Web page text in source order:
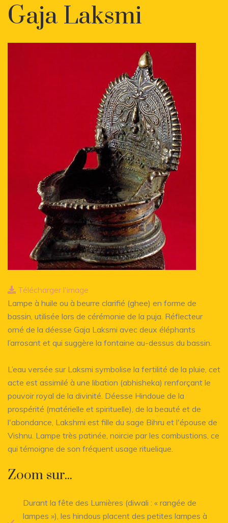
Gaja Laksmi
Télécharger l'image
Lampe à huile ou à beurre clarifié (ghee) en forme de
bassin, utilisée lors de cérémonie de la puja. Réflecteur
orné de la déesse Gaja Laksmi avec deux éléphants
l’arrosant et qui suggère la fontaine au-dessus du bassin.
L’eau versée sur Laksmi symbolise la fertilité de la pluie, cet
acte est assimilé à une libation (abhisheka) renforçant le
pouvoir royal de la divinité. Déesse Hindoue de la
prospérité (matérielle et spirituelle), de la beauté et de
l'abondance, Lakshmi est fille du sage Bihru et l'épouse de
Vishnu. Lampe très patinée, noircie par les combustions, ce
qui témoigne de son fréquent usage rituelique.
Zoom sur...
Durant la fête des Lumières (diwali : « rangée de
lampes »), les hindous placent des petites lampes à